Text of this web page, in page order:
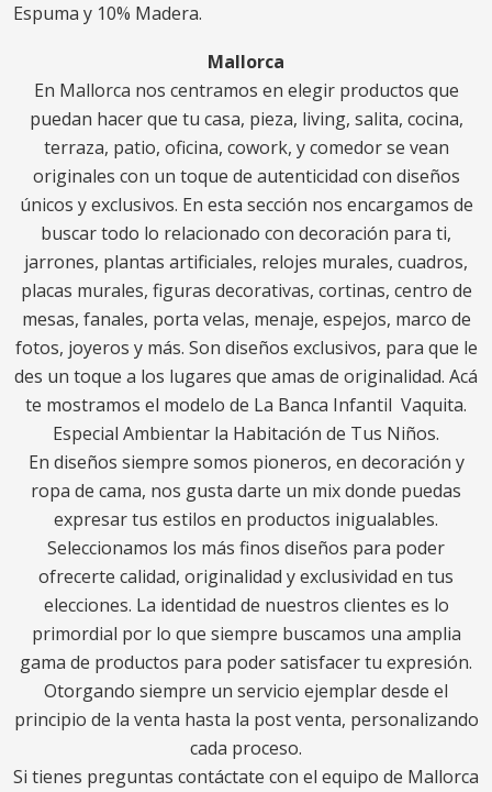
Espuma y 10% Madera.
Mallorca
En Mallorca nos centramos en elegir productos que
puedan hacer que tu casa, pieza, living, salita, cocina,
terraza, patio, oficina, cowork, y comedor se vean
originales con un toque de autenticidad con diseños
únicos y exclusivos. En esta sección nos encargamos de
buscar todo lo relacionado con decoración para ti,
jarrones, plantas artificiales, relojes murales, cuadros,
placas murales, figuras decorativas, cortinas, centro de
mesas, fanales, porta velas, menaje, espejos, marco de
fotos, joyeros y más. Son diseños exclusivos, para que le
des un toque a los lugares que amas de originalidad. Acá
te mostramos el modelo de La Banca Infantil Vaquita.
Especial Ambientar la Habitación de Tus Niños.
En diseños siempre somos pioneros, en decoración y
ropa de cama, nos gusta darte un mix donde puedas
expresar tus estilos en productos inigualables.
Seleccionamos los más finos diseños para poder
ofrecerte calidad, originalidad y exclusividad en tus
elecciones. La identidad de nuestros clientes es lo
primordial por lo que siempre buscamos una amplia
gama de productos para poder satisfacer tu expresión.
Otorgando siempre un servicio ejemplar desde el
principio de la venta hasta la post venta, personalizando
cada proceso.
Si tienes preguntas contáctate con el equipo de Mallorca